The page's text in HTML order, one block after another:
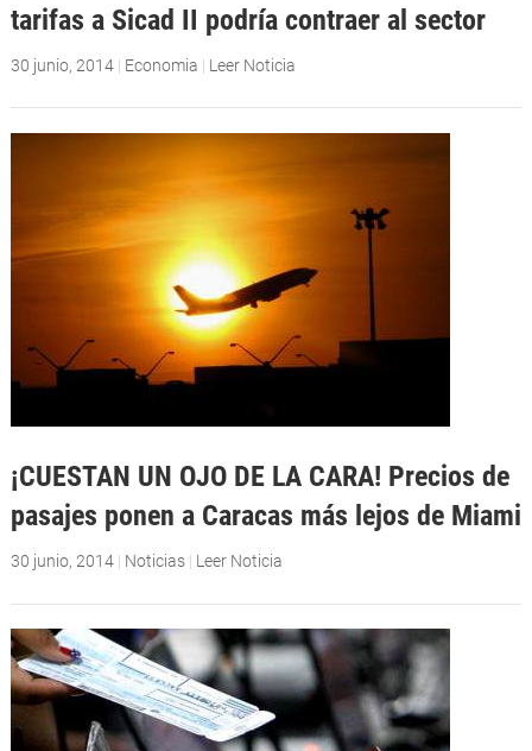
tarifas a Sicad II podría contraer al sector
30 junio, 2014| Economia | Leer Noticia
¡CUESTAN UN OJO DE LA CARA! Precios de
pasajes ponen a Caracas más lejos de Miami
30 junio, 2014| Noticias | Leer Noticia